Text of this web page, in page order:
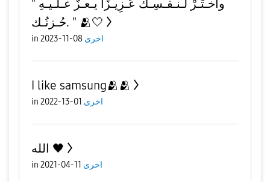
" واخـتَـرْ لـنـفـسِـكَ عَـزِيـزًا يـعـزُّ عـلـيـهِ
حُـزنُـك. " 🫂🤍
in اخرى 08-11-2023
I like samsung🫂🫂
in اخرى 01-13-2022
الله 🖤
in اخرى 11-04-2021